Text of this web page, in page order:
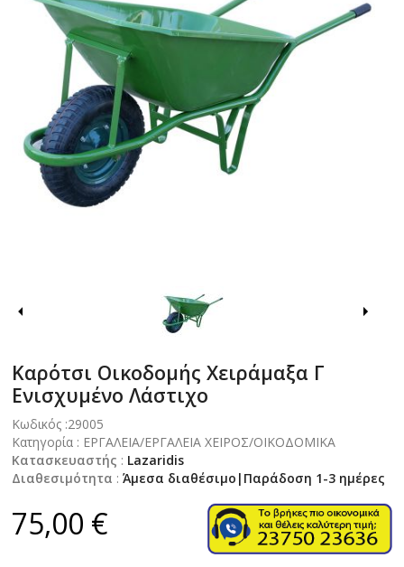
Καρότσι Οικοδομής Χειράμαξα Γ
Ενισχυμένο Λάστιχο
Κωδικός :29005
Κατηγορία : ΕΡΓΑΛΕΙΑ/ΕΡΓΑΛΕΙΑ ΧΕΙΡΟΣ/ΟΙΚΟΔΟΜΙΚΑ
Κατασκευαστής : Lazaridis
Διαθεσιμότητα : Άμεσα διαθέσιμο|Παράδοση 1-3 ημέρες
75,00 €